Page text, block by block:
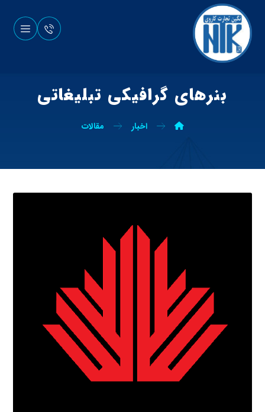
بنرهای گرافیکی تبلیغاتی
اخبار مقالات